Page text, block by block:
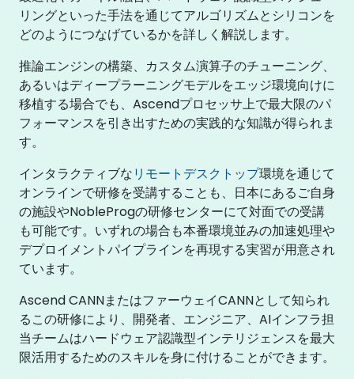
リングといった手法を通じてアルゴリズムとシリコンを
どのようにつなげているかを詳しく解説します。
推論エンジンの構築、カスタム演算子のチューニング、
あるいはディープラーニングモデルをエッジ環境向けに
移植する場合でも、Ascendプロセッサ上で最大限のパ
フォーマンスを引き出すための実践的な知識が得られま
す。
インタラクティブなリモートデスクトップ環境を通じて
オンラインで研修を受講することも、日本にあるご自身
の施設やNobleProgの研修センターにて対面での受講
も可能です。いずれの場合も本番環境並みの加速処理や
デプロイメントパイプラインを再現する実習が用意され
ています。
Ascend CANNまたはファーウェイCANNとして知られ
るこの研修により、開発者、エンジニア、AIインフラ担
当チームはハードウェア認識型インテリジェンスを最大
限活用するためのスキルを身に付けることができます。